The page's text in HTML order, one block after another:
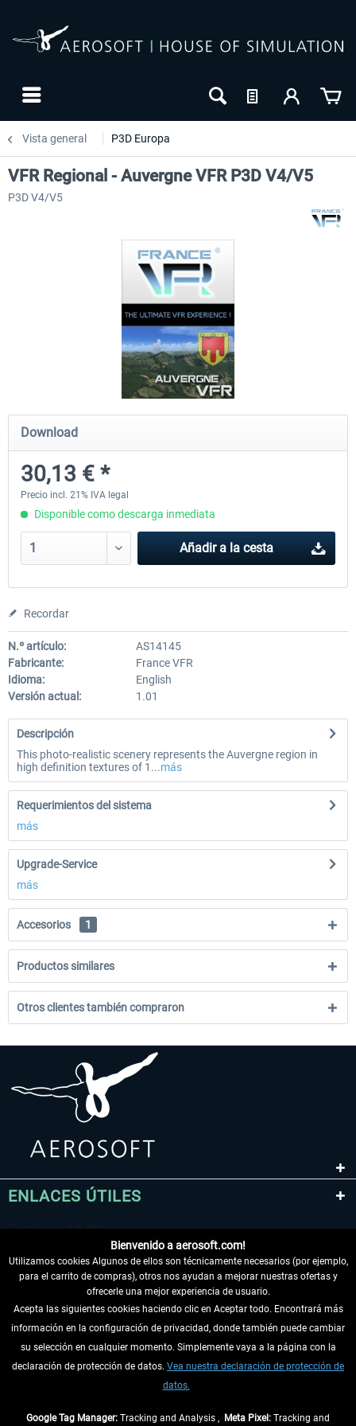
Vista general P3D Europa
Hamburg-Finkenwerder
12,10 € *
Madeira X Evolution
VFR Regional - Auvergne VFR P3D V4/V5
P3D V4/V5
Download
30,13 € *
Precio incl. 21% IVA legal
Disponible como descarga inmediata
Añadir a la cesta
Recordar
N.º artículo:
AS14145
Fabricante:
France VFR
Idioma:
English
Versión actual:
1.01
Descripción
This photo-realistic scenery represents the Auvergne region in
high definition textures of 1...más
Requerimientos del sistema
más
Upgrade-Service
más
Accesorios 1
Productos similares
Otros clientes también compraron
ENLACES ÚTILES
DESISTIR DEL CONTRATO
INFORMACIÓN
Bienvenido a aerosoft.com!
Utilizamos cookies Algunos de ellos son técnicamente necesarios (por ejemplo,
para el carrito de compras), otros nos ayudan a mejorar nuestras ofertas y
ofrecerle una mejor experiencia de usuario.
Acepta las siguientes cookies haciendo clic en Aceptar todo. Encontrará más
información en la configuración de privacidad, donde también puede cambiar
su selección en cualquier momento. Simplemente vaya a la página con la
declaración de protección de datos. Vea nuestra declaración de protección de
datos.
Google Tag Manager: Tracking and Analysis , Meta Pixel: Tracking and